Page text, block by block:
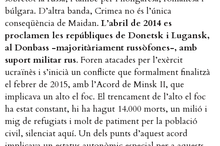
búlgara. D’altra banda, Crimea no és l’única
conseqüència de Maidan. L’abril de 2014 es
proclamen les repúbliques de Donetsk i Lugansk,
al Donbass -majoritàriament russòfones-, amb
suport militar rus. Foren atacades per l’exèrcit
ucraïnès i s’inicià un conflicte que formalment finalitzà
el febrer de 2015, amb l’Acord de Minsk II, que
implicava un alto el foc. El trencament de l’alto el foc
ha estat constant, hi ha hagut 14.000 morts, un milió i
mig de refugiats i molt de patiment per la població
civil, silenciat aquí. Un dels punts d’aquest acord